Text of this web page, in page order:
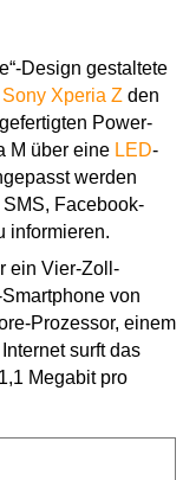
Design gestaltete
Sony Xperia Z den
Power-
M über eine LED-
werden
Facebook-
informieren.
ein Vier-Zoll-
von
Prozessor, einem
surft das
Megabit pro